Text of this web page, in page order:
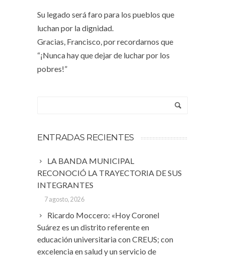
Su legado será faro para los pueblos que
luchan por la dignidad.
Gracias, Francisco, por recordarnos que
“¡Nunca hay que dejar de luchar por los
pobres!”
ENTRADAS RECIENTES
LA BANDA MUNICIPAL
RECONOCIÓ LA TRAYECTORIA DE SUS
INTEGRANTES
7 agosto, 2026
Ricardo Moccero: «Hoy Coronel
Suárez es un distrito referente en
educación universitaria con CREUS; con
excelencia en salud y un servicio de